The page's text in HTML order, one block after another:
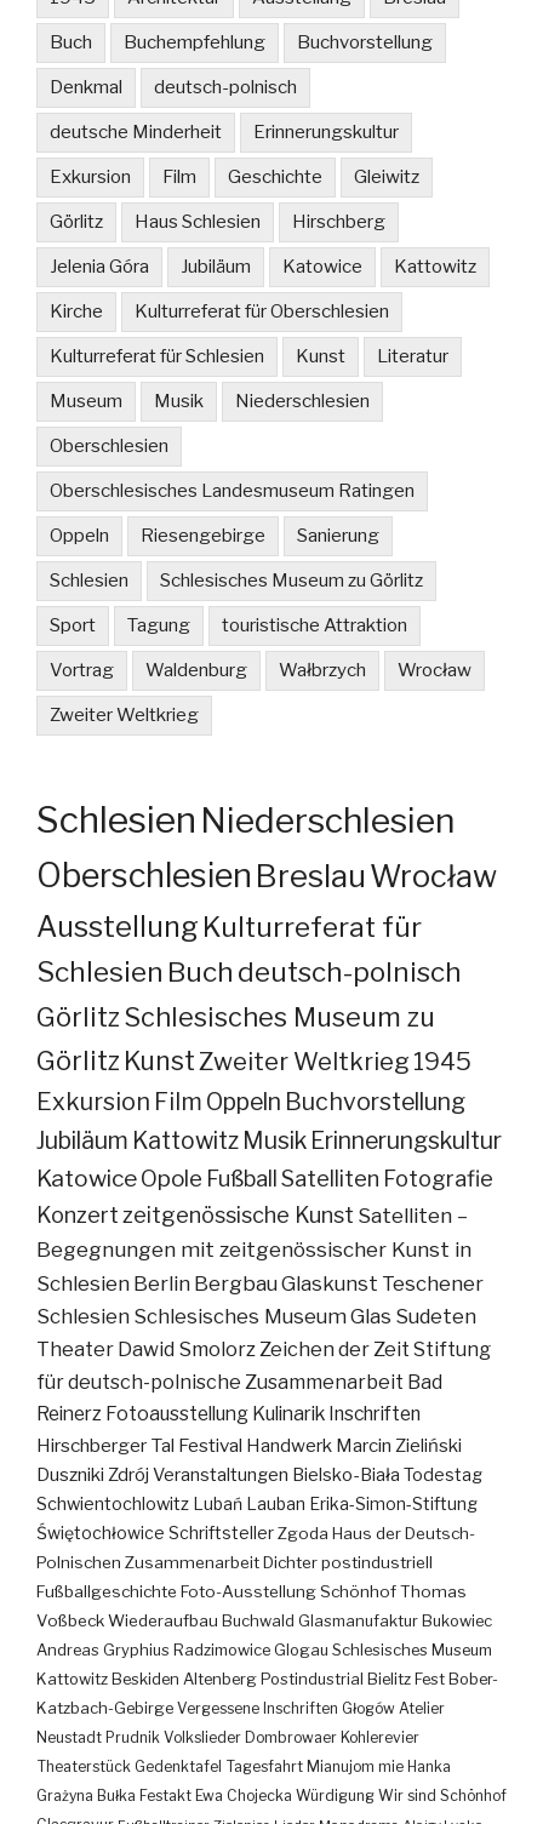
Buch Buchempfehlung Buchvorstellung
Denkmal deutsch-polnisch
deutsche Minderheit Erinnerungskultur
Exkursion Film Geschichte Gleiwitz
Görlitz Haus Schlesien Hirschberg
Jelenia Góra Jubiläum Katowice Kattowitz
Kirche Kulturreferat für Oberschlesien
Kulturreferat für Schlesien Kunst Literatur
Museum Musik Niederschlesien
Oberschlesien
Oberschlesisches Landesmuseum Ratingen
Oppeln Riesengebirge Sanierung
Schlesien Schlesisches Museum zu Görlitz
Sport Tagung touristische Attraktion
Vortrag Waldenburg Wałbrzych Wrocław
Zweiter Weltkrieg
Schlesien Niederschlesien
Oberschlesien Breslau Wrocław
Ausstellung Kulturreferat für
Schlesien Buch deutsch-polnisch
GörlitzSchlesisches Museum zu
Görlitz KunstZweiter Weltkrieg 1945
Exkursion Film Oppeln Buchvorstellung
Jubiläum Kattowitz Musik Erinnerungskultur
KatowiceOpole FußballSatelliten Fotografie
Konzertzeitgenössische Kunst Satelliten –
Begegnungen mit zeitgenössischer Kunst in
Schlesien Berlin BergbauGlaskunst Teschener
Schlesien Schlesisches MuseumGlas Sudeten
Theater Dawid SmolorzZeichen der Zeit Stiftung
für deutsch-polnische Zusammenarbeit Bad
Reinerz Fotoausstellung Kulinarik Inschriften
Hirschberger Tal Festival Handwerk Marcin Zieliński
Duszniki Zdrój Veranstaltungen Bielsko-Biała Todestag
Schwientochlowitz Lubań Lauban Erika-Simon-Stiftung
Świętochłowice SchriftstellerZgoda Haus der Deutsch-
Polnischen ZusammenarbeitDichterpostindustriell
Fußballgeschichte Foto-AusstellungSchönhofThomas
VoßbeckWiederaufbau Buchwald Glasmanufaktur Bukowiec
Andreas Gryphius Radzimowice Glogau Schlesisches Museum
Kattowitz Beskiden Altenberg Postindustrial Bielitz Fest Bober-
Katzbach-Gebirge Vergessene Inschriften Głogów Atelier
Neustadt Prudnik Volkslieder Dombrowaer Kohlerevier
Theaterstück Gedenktafel Tagesfahrt Mianujom mie Hanka
Grażyna Bułka Festakt Ewa Chojecka Würdigung Wir sind Schönhof